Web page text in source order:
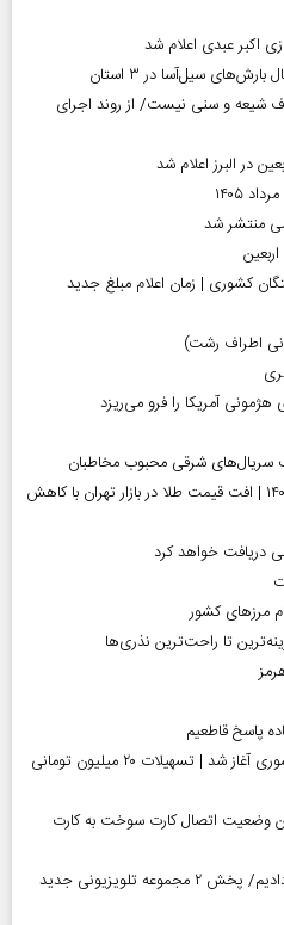
اکبر عبدی اعلام شد
شیعه و سنی نیست/ از روند اجرای
در البرز اعلام شد
منتشر شد
کشوری | زمان اعلام مبلغ جدید
اطراف رشت)
آمریکا را فرو می‌ریزد
سریال‌های شرقی محبوب مخاطبان
قیمت طلا و سکه امروز ۱۱ مرداد ۱۴۰۵ | افت قیمت طلا در بازار تهران با کاهش
دریافت خواهد کرد
تا راحت‌ترین نذری‌ها
پاسخ قاطعیم
ثبت‌نام وام اربعین بازنشستگان کشوری آغاز شد | تسهیلات ۲۰ میلیون تومانی
| آخرین وضعیت اتصال کارت سوخت به کارت
هنرمند منحصر‌به‌فردی را از دست دادیم/ پخش ۲ مجموعه تلویزیونی جدید